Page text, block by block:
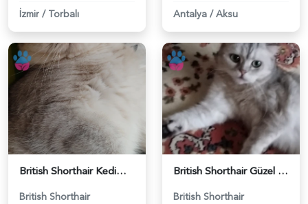
İzmir / Torbalı
Antalya / Aksu
British Shorthair Kedimize eş arıyoruz - 118984628
British Shorthair
British Shorthair Güzel kızımıza eş arıyoruz - 118984633
British Shorthair